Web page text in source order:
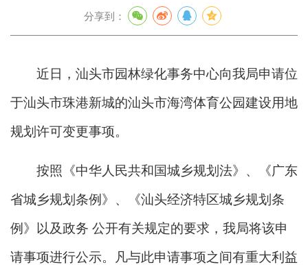
分享到：
近日，汕头市园林绿化事务中心向我局申请位
于汕头市珠港新城的汕头市海湾体育公园建设用地
规划许可变更事项。
按照《中华人民共和国城乡规划法》、《广东
省城乡规划条例》、《汕头经济特区城乡规划条
例》以及政务 公开有关规定的要求，我局将该申
请事项进行公示。凡与此申请事项之间有重大利益